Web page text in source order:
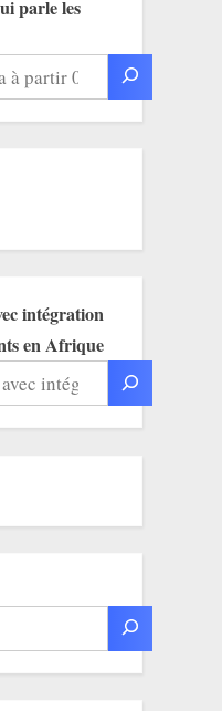
parle les
intégration
en Afrique